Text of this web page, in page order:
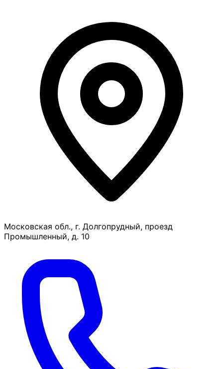
Московская обл., г. Долгопрудный, проезд
Промышленный, д. 10